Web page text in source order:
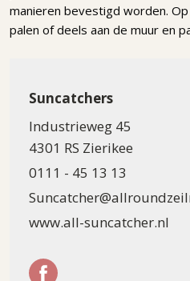
manieren bevestigd worden.
palen of deels aan de muur en
Suncatchers
Industrieweg 45
4301 RS Zierikee
0111 - 45 13 13
www.all-suncatcher.nl